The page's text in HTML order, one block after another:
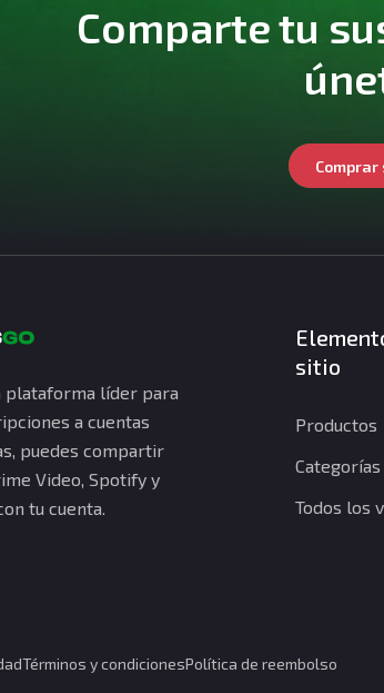
Comparte tu
plataforma líder para
a cuentas
puedes compartir
Video, Spotify y
tu cuenta.
sitio
Productos
Categorías
Todos los
Términos y condicionesPolítica de reembolso